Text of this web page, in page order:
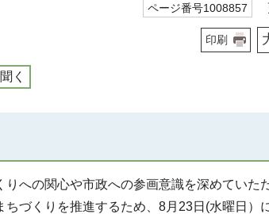
ページ番号1008857
印刷
聞く
りへの関心や市政への参画意識を深めていた
づくりを推進するため、8月23日(水曜日）